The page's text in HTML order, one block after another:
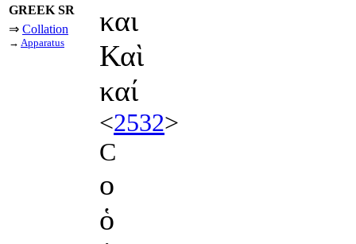
GREEK SR
⇒ Collation
→ Apparatus
και
Καὶ
καί
<2532>
C
ο
ὁ